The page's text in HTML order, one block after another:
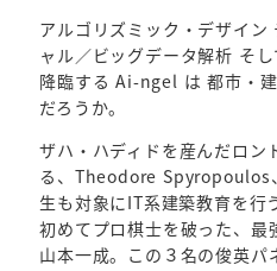
アルゴリズミック・デザイン
ャル／ビッグデータ解析 そ
降臨する Ai-ngel は 都市・
だろうか。
ザハ・ハディドを産んだロン
る、Theodore Spyropoulos
生も対象にIT系建築教育を行
初めてプロ棋士を破った、最
山本一成。この３名の俊英パ